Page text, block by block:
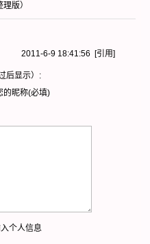
版）
2011-6-9 18:41:56 [引用]
后显示）:
的昵称(必填)
个人信息